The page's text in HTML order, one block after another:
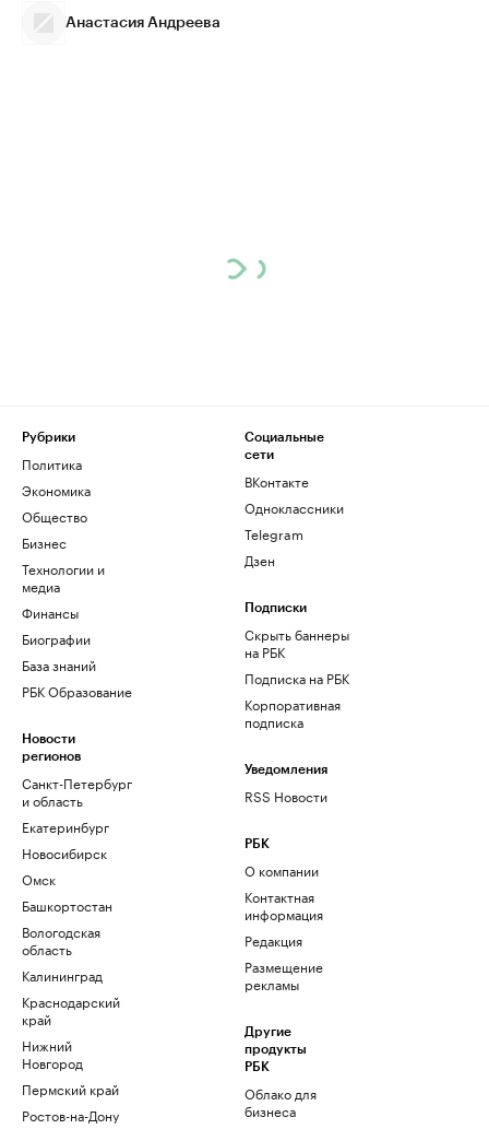
Анастасия Андреева
Рубрики
Политика
Экономика
Общество
Бизнес
Технологии и
медиа
Финансы
Биографии
База знаний
РБК Образование
Новости
регионов
Санкт-Петербург
и область
Екатеринбург
Новосибирск
Омск
Башкортостан
Вологодская
область
Калининград
Краснодарский
край
Нижний
Новгород
Пермский край
Ростов-на-Дону
Социальные
сети
ВКонтакте
Одноклассники
Telegram
Дзен
Подписки
Скрыть баннеры
на РБК
Подписка на РБК
Корпоративная
подписка
Уведомления
RSS Новости
РБК
О компании
Контактная
информация
Редакция
Размещение
рекламы
Другие
продукты
РБК
Облако для
бизнеса